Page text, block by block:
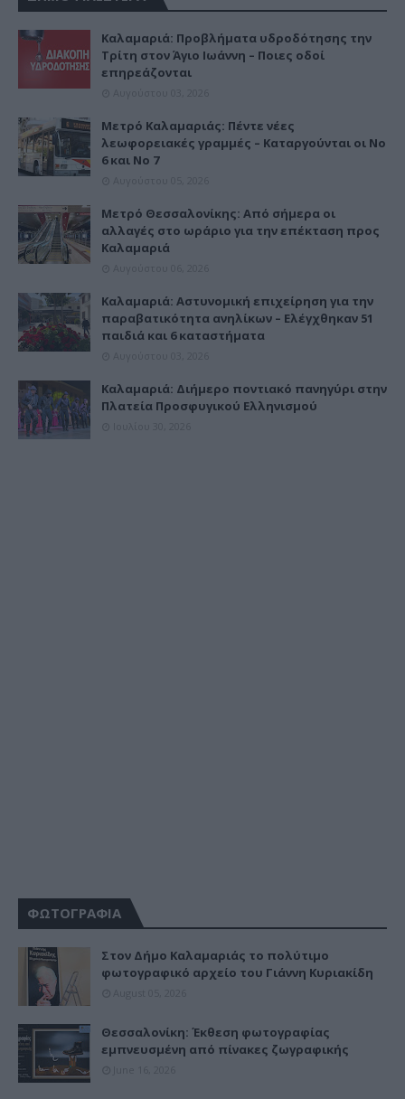
Καλαμαριά: Προβλήματα υδροδότησης την
Τρίτη στον Άγιο Ιωάννη – Ποιες οδοί
επηρεάζονται
Μετρό Καλαμαριάς: Πέντε νέες
λεωφορειακές γραμμές – Καταργούνται οι Νο
6 και Νο 7
Μετρό Θεσσαλονίκης: Από σήμερα οι
αλλαγές στο ωράριο για την επέκταση προς
Καλαμαριά
Καλαμαριά: Αστυνομική επιχείρηση για την
παραβατικότητα ανηλίκων – Ελέγχθηκαν 51
παιδιά και 6 καταστήματα
Καλαμαριά: Διήμερο ποντιακό πανηγύρι στην
Πλατεία Προσφυγικού Ελληνισμού
ΦΩΤΟΓΡΑΦΙΑ
Στον Δήμο Καλαμαριάς το πολύτιμο
φωτογραφικό αρχείο του Γιάννη Κυριακίδη
Θεσσαλονίκη: Έκθεση φωτογραφίας
εμπνευσμένη από πίνακες ζωγραφικής